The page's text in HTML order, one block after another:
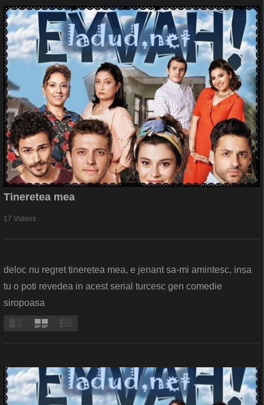
Tineretea mea
17 Videos
deloc nu regret tineretea mea, e jenant sa-mi amintesc, insa
tu o poti revedea in acest serial turcesc gen comedie
siropoasa